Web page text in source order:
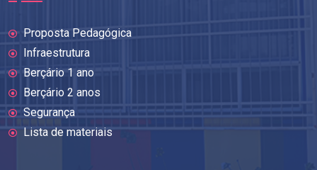
Proposta Pedagógica
Infraestrutura
Berçário 1 ano
Berçário 2 anos
Segurança
Lista de materiais